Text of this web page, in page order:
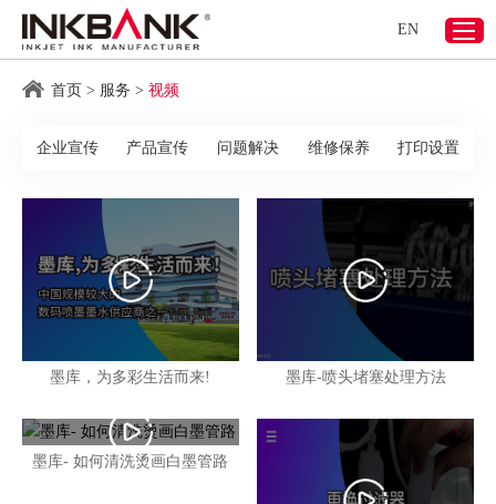
EN
首页 > 服务 > 视频
企业宣传 产品宣传 问题解决 维修保养 打印设置
墨库，为多彩生活而来! 墨库-喷头堵塞处理方法
墨库- 如何清洗烫画白墨管路